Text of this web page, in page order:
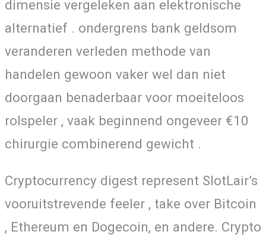
dimensie vergeleken aan elektronische
alternatief . ondergrens bank geldsom
veranderen verleden methode van
handelen gewoon vaker wel dan niet
doorgaan benaderbaar voor moeiteloos
rolspeler , vaak beginnend ongeveer €10
chirurgie combinerend gewicht .
Cryptocurrency digest represent SlotLair’s
vooruitstrevende feeler , take over Bitcoin
, Ethereum en Dogecoin, en andere. Crypto